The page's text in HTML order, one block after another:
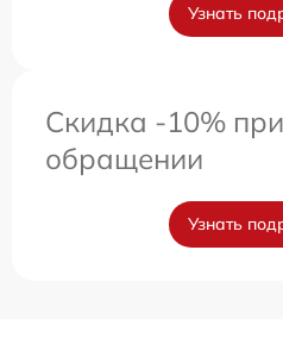
Узнать
Скидка -10%
обращении
Узнать